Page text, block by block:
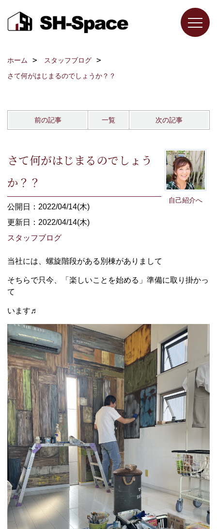
ホーム
スタッフブログ
さて何がはじまるのでしょうか？？
前の記事 一覧 次の記事
自己紹介へ
さて何がはじまるのでしょう
か？？
公開日：2022/04/14(木)
更新日：2022/04/14(木)
スタッフブログ
当社には、螺旋階段がある別棟がありまして
そちらで只今、「楽しいことを始める」準備に取り掛かっ
て
います♬